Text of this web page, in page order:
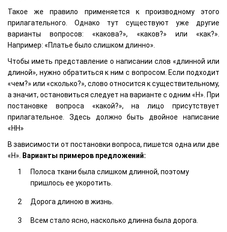
Такое же правило применяется к производному этого
прилагательного. Однако тут существуют уже другие
варианты вопросов: «какова?», «каков?» или «как?».
Например: «Платье было слишком длинно».
Чтобы иметь представление о написании слов «длинной или
длиной», нужно обратиться к ним с вопросом. Если подходит
«чем?» или «сколько?», слово относится к существительному,
а значит, остановиться следует на варианте с одним «Н». При
постановке вопроса «какой?», на лицо присутствует
прилагательное. Здесь должно быть двойное написание
«НН»
В зависимости от постановки вопроса, пишется одна или две
«Н». Варианты примеров предложений:
Полоса ткани была слишком длинной, поэтому
пришлось ее укоротить.
Дорога длиною в жизнь.
Всем стало ясно, насколько длинна была дорога.